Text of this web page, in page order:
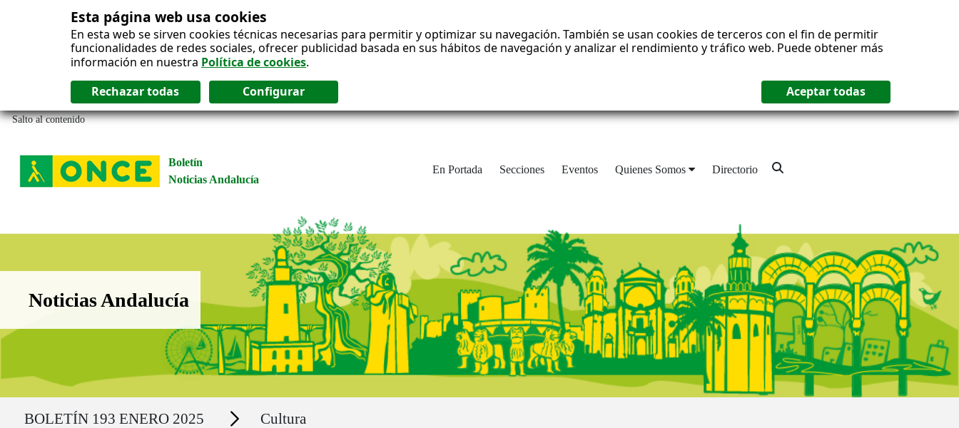
Esta página web usa cookies
En esta web se sirven cookies técnicas necesarias para permitir y optimizar su navegación. También se usan cookies de terceros con el fin de permitir
funcionalidades de redes sociales, ofrecer publicidad basada en sus hábitos de navegación y analizar el rendimiento y tráfico web. Puede obtener más
información en nuestra Política de cookies.
Salto al contenido
Boletín
Noticias Andalucía
En Portada Secciones Eventos Quienes Somos Directorio
Boletín Noticias Andalucía
Noticias Andalucía
BOLETÍN 193 ENERO 2025 Secciones Cultura